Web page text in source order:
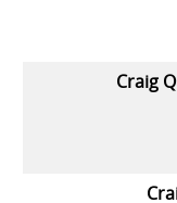
Craig